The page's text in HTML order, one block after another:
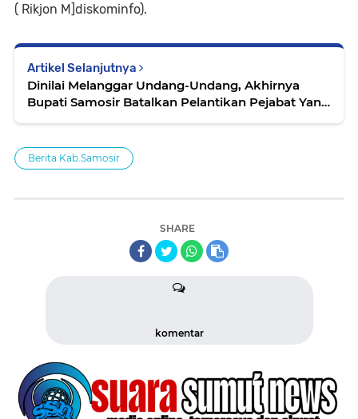
( Rikjon M]diskominfo).
Artikel Selanjutnya
Dinilai Melanggar Undang-Undang, Akhirnya
Bupati Samosir Batalkan Pelantikan Pejabat Yang
Berita Kab.Samosir
SHARE
komentar